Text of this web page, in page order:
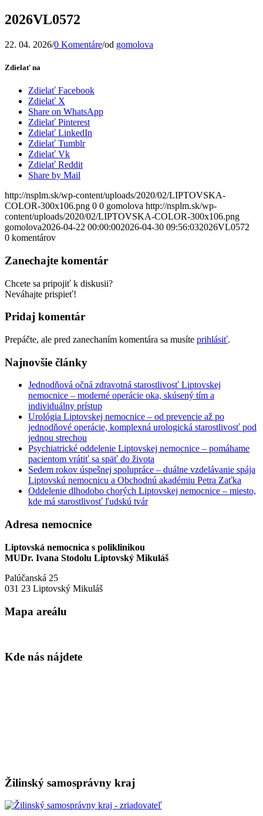
2026VL0572
22. 04. 2026/0 Komentáre/od gomolova
Zdielať na
Zdielať Facebook
Zdielať X
Share on WhatsApp
Zdielať Pinterest
Zdielať LinkedIn
Zdielať Tumblr
Zdielať Vk
Zdielať Reddit
Share by Mail
http://nsplm.sk/wp-content/uploads/2020/02/LIPTOVSKA-
COLOR-300x106.png 0 0 gomolova http://nsplm.sk/wp-
content/uploads/2020/02/LIPTOVSKA-COLOR-300x106.png
gomolova2026-04-22 00:00:002026-04-30 09:56:032026VL0572
0 komentárov
Zanechajte komentár
Chcete sa pripojiť k diskusii?
Neváhajte prispieť!
Pridaj komentár
Prepáčte, ale pred zanechaním komentára sa musíte prihlásiť.
Najnovšie články
Jednodňová očná zdravotná starostlivosť Liptovskej
nemocnice – moderné operácie oka, skúsený tím a
individuálny prístup
Urológia Liptovskej nemocnice – od prevencie až po
jednodňové operácie, komplexná urologická starostlivosť pod
jednou strechou
Psychiatrické oddelenie Liptovskej nemocnice – pomáhame
pacientom vrátiť sa späť do života
Sedem rokov úspešnej spolupráce – duálne vzdelávanie spája
Liptovskú nemocnicu a Obchodnú akadémiu Petra Zaťka
Oddelenie dlhodobo chorých Liptovskej nemocnice – miesto,
kde má starostlivosť ľudskú tvár
Adresa nemocnice
Liptovská nemocnica s poliklinikou
MUDr. Ivana Stodolu Liptovský Mikuláš
Palúčanská 25
031 23 Liptovský Mikuláš
Mapa areálu
Kde nás nájdete
Žilinský samosprávny kraj